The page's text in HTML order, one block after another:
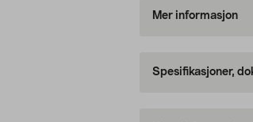
Mer informasjon
Spesifikasjoner,